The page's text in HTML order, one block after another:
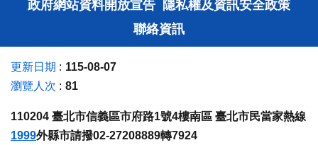
政府網站資料開放宣告 隱私權及資訊安全政策
聯絡資訊
更新日期
115-08-07
瀏覽人次
81
110204 臺北市信義區市府路1號4樓南區 臺北市民當家熱線
1999外縣市請撥02-27208889轉7924